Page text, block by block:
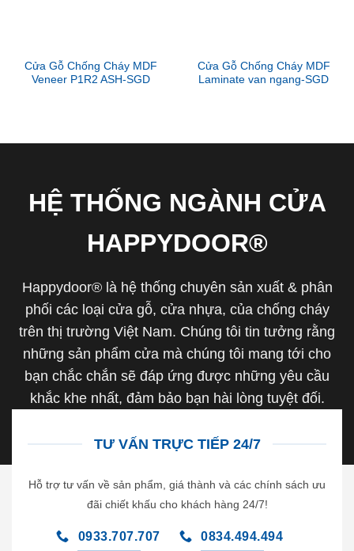
Cửa Gỗ Chống Cháy MDF
Veneer P1R2 ASH-SGD
Cửa Gỗ Chống Cháy MDF
Laminate van ngang-SGD
HỆ THỐNG NGÀNH CỬA
HAPPYDOOR®
Happydoor® là hệ thống chuyên sản xuất & phân
phối các loại cửa gỗ, cửa nhựa, của chống cháy
trên thị trường Việt Nam. Chúng tôi tin tưởng rằng
những sản phẩm cửa mà chúng tôi mang tới cho
bạn chắc chắn sẽ đáp ứng được những yêu cầu
khắc khe nhất, đảm bảo bạn hài lòng tuyệt đối.
TƯ VẤN TRỰC TIẾP 24/7
Hỗ trợ tư vấn về sản phẩm, giá thành và các chính sách ưu
đãi chiết khấu cho khách hàng 24/7!
0933.707.707 0834.494.494